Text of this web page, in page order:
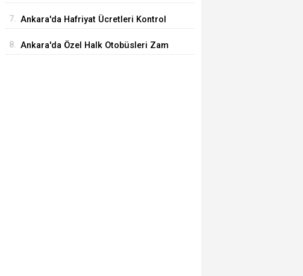
7. Ankara'da Hafriyat Ücretleri Kontrol
8. Ankara'da Özel Halk Otobüsleri Zam